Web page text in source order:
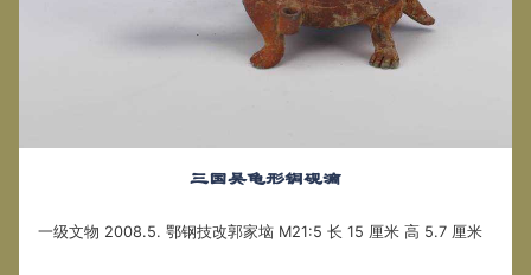
三国吴龟形铜砚滴
一级文物 2008.5. 鄂钢技改郭家垴 M21:5 长 15 厘米 高 5.7 厘米